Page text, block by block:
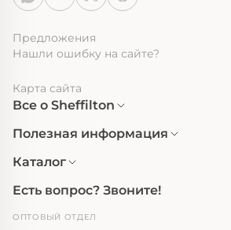
Предложения
Нашли ошибку на сайте?
Карта сайта
Все о Sheffilton
Полезная информация
Каталог
Есть вопрос? Звоните!
ОПТОВЫЙ ОТДЕЛ